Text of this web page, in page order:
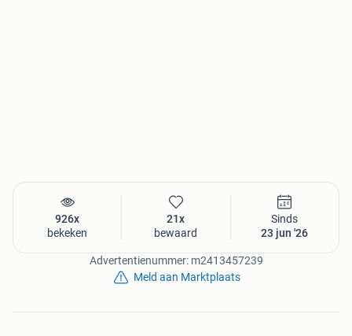
926x
bekeken
21x
bewaard
Sinds
23 jun '26
Advertentienummer: m2413457239
Meld aan Marktplaats